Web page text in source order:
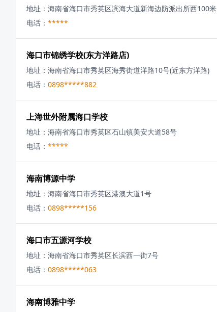
地址： 海南省海口市秀英区滨海大道新海边防派出所西100米
电话： *****
海口市锦绣学校(东方洋路店)
地址： 海南省海口市秀英区海秀街道洋路10号(近东方洋路)
电话： 0898*****882
上海世外附属海口学校
地址： 海南省海口市秀英区石山镇美安大道58号
电话： *****
海南博源中学
地址： 海南省海口市秀英区港澳大道1号
电话： 0898*****156
海口市五源河学校
地址： 海南省海口市秀英区长滨西一街7号
电话： 0898*****063
海南博雅中学